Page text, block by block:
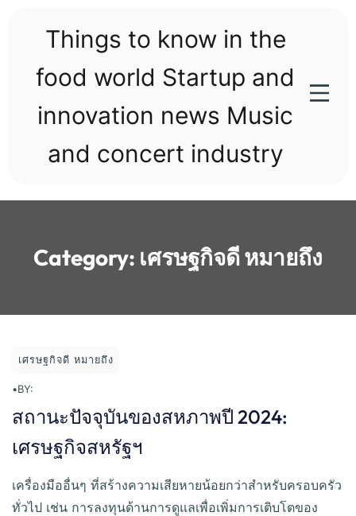
Things to know in the
food world Startup and
innovation news Music
and concert industry
Category: เศรษฐกิจดี หมายถึง
เศรษฐกิจดี หมายถึง
•BY:
สถานะปัจจุบันของสหภาพปี 2024:
เศรษฐกิจสหรัฐฯ
เครื่องมืออื่นๆ ที่สร้างความเสียหายน้อยกว่าสำหรับครอบครัว
ทั่วไป เช่น การลงทุนด้านการดูแลเพื่อเพิ่มการเติบโตของ